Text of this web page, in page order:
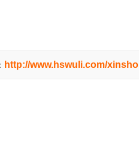
http://www.hswuli.com/